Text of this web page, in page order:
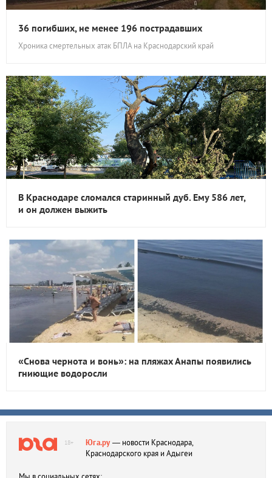
36 погибших, не менее 196 пострадавших
Хроника смертельных атак БПЛА на Краснодарский край
В Краснодаре сломался старинный дуб. Ему 586 лет,
и он должен выжить
«Снова чернота и вонь»: на пляжах Анапы появились
гниющие водоросли
18+ Юга.ру— новости Краснодара,
Краснодарского края и Адыгеи